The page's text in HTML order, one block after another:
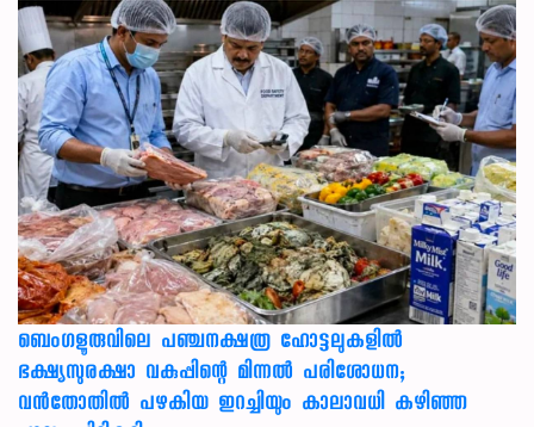
ബെംഗളൂരുവിലെ പഞ്ചനക്ഷത്ര ഹോട്ടലുകളിൽ
ഭക്ഷ്യസുരക്ഷാ വകുപ്പിന്റെ മിന്നൽ പരിശോധന;
വൻതോതിൽ പഴകിയ ഇറച്ചിയും കാലാവധി കഴിഞ്ഞ